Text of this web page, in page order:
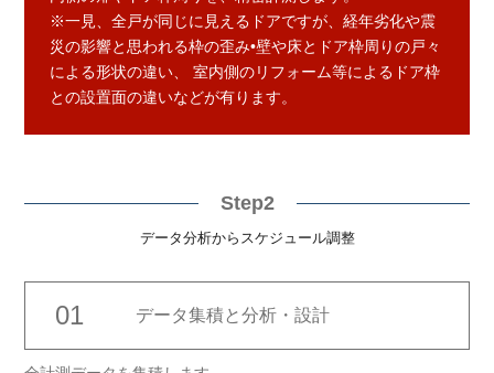
※一見、全戸が同じに見えるドアですが、経年劣化や震
災の影響と思われる枠の歪み•壁や床とドア枠周りの戸々
による形状の違い、 室内側のリフォーム等によるドア枠
との設置面の違いなどが有ります。
Step2
データ分析からスケジュール調整
01 データ集積と分析・設計